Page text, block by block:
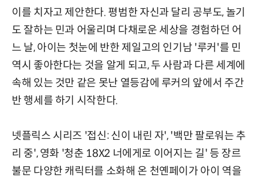
이를 치자고 제안한다. 평범한 자신과 달리 공부도, 놀기
도 잘하는 민과 어울리며 다채로운 세상을 경험하던 어
느 날, 아이는 첫눈에 반한 제일고의 인기남 '루커'를 민
역시 좋아한다는 것을 알게 되고, 두 사람과 다른 세계에
속해 있는 것만 같은 못난 열등감에 루커의 앞에서 주간
반 행세를 하기 시작한다.
넷플릭스 시리즈 '접신: 신이 내린 자', '백만 팔로워는 추
리 중', 영화 '청춘 18X2 너에게로 이어지는 길' 등 장르
불문 다양한 캐릭터를 소화해 온 천옌페이가 아이 역을